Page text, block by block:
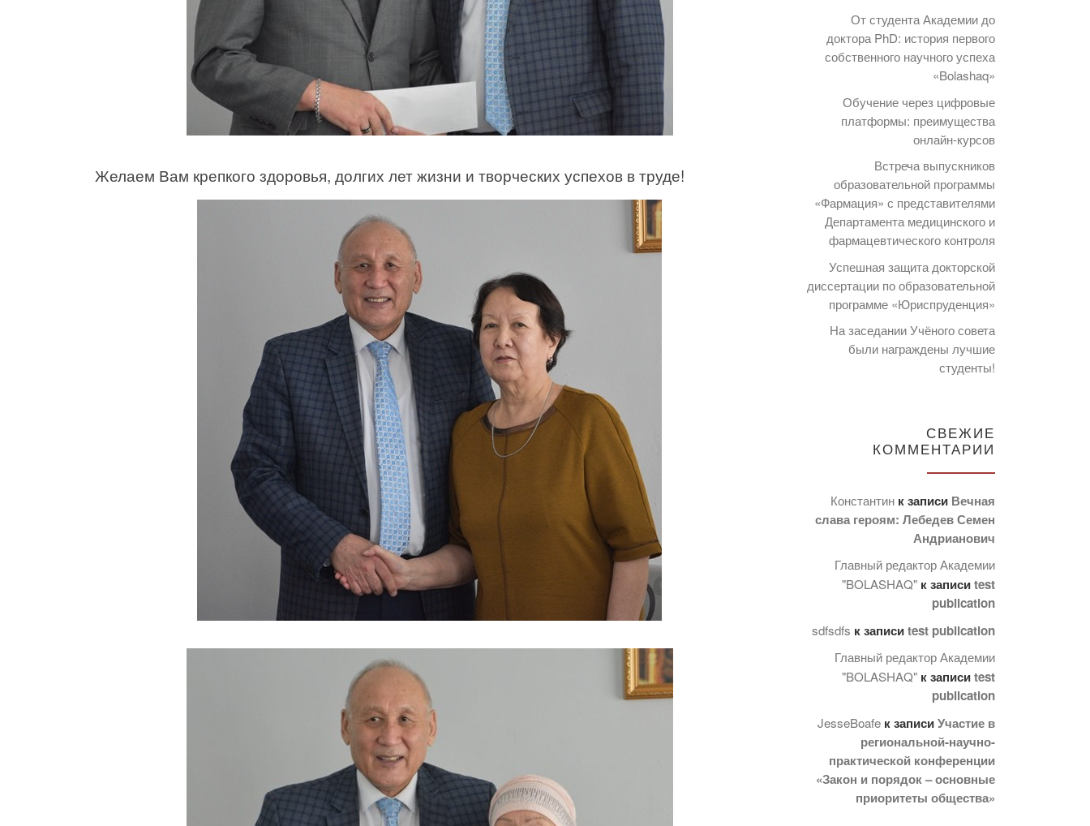
Желаем Вам крепкого здоровья, долгих лет жизни и творческих успехов в труде!
От студента Академии до
доктора PhD: история первого
собственного научного успеха
«Bolashaq»
Обучение через цифровые
платформы: преимущества
онлайн-курсов
Встреча выпускников
образовательной программы
«Фармация» с представителями
Департамента медицинского и
фармацевтического контроля
Успешная защита докторской
диссертации по образовательной
программе «Юриспруденция»
На заседании Учёного совета
были награждены лучшие
студенты!
СВЕЖИЕ
КОММЕНТАРИИ
Константин к записи Вечная
слава героям: Лебедев Семен
Андрианович
Главный редактор Академии
"BOLASHAQ" к записиtest
publication
sdfsdfs к записиtest publication
Главный редактор Академии
"BOLASHAQ" к записиtest
publication
JesseBoafe к записиУчастие в
региональной-научно-
практической конференции
«Закон и порядок – основные
приоритеты общества»